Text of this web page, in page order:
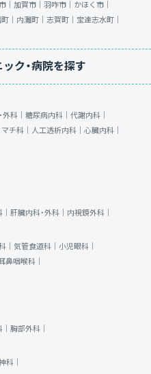
｜ 加賀市｜ 羽咋市｜ かほく市｜
｜ 内灘町｜ 志賀町｜ 宝達志水町｜
ク・病院を探す
科｜ 糖尿病内科｜ 代謝内科｜
チ科｜ 人工透析内科｜ 心臓内科｜
肝臓内科・外科｜ 内視鏡外科｜
｜ 気管食道科｜ 小児眼科｜
鼻咽喉科｜
胸部外科｜
科｜